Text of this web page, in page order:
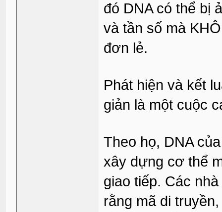
đó DNA có thể bị
và tần số mà
đơn lẻ.
Phát hiện và kết
giản là một cuộc
Theo họ, DNA
xây dựng cơ thể
giao tiếp. Các
rằng mã di